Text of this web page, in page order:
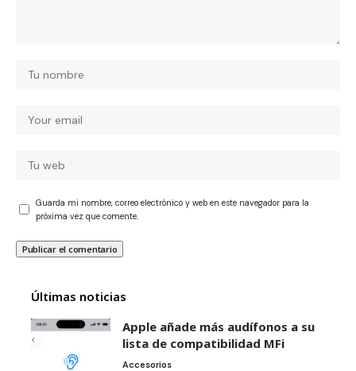
Guarda mi nombre, correo electrónico y web en este navegador para la
próxima vez que comente.
Últimas noticias
Apple añade más audífonos a su
lista de compatibilidad MFi
Accesorios